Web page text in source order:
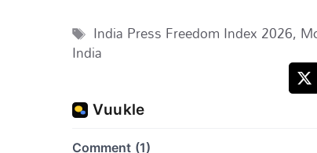
Tags
India Press Freedom Index 2026,
India